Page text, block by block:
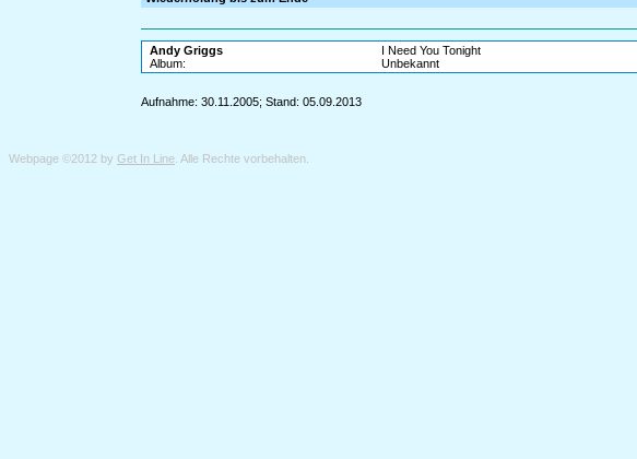
Andy Griggs
I Need You Tonight
Album:
Unbekannt
Aufnahme: 30.11.2005; Stand: 05.09.2013
Webpage ©2012 by Get In Line . Alle Rechte vorbehalten.